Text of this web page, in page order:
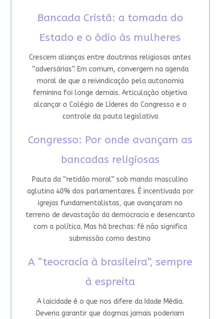
Bancada Cristã: a tomada do
Estado e o ódio às mulheres
Crescem alianças entre doutrinas religiosas antes
“adversárias”. Em comum, convergem na agenda
moral de que a reivindicação pela autonomia
feminina foi longe demais. Articulação objetiva
alcançar o Colégio de Líderes do Congresso e o
controle da pauta legislativa
Congresso: Por onde avançam as
bancadas religiosas
Pauta da “retidão moral” sob mando masculino
aglutina 40% dos parlamentares. É incentivada por
igrejas fundamentalistas, que avançaram no
terreno de devastação da democracia e desencanto
com a política. Mas há brechas: fé não significa
submissão como destino
A “teocracia à brasileira”, sempre
à espreita
A laicidade é o que nos difere da Idade Média.
Deveria garantir que dogmas jamais poderiam